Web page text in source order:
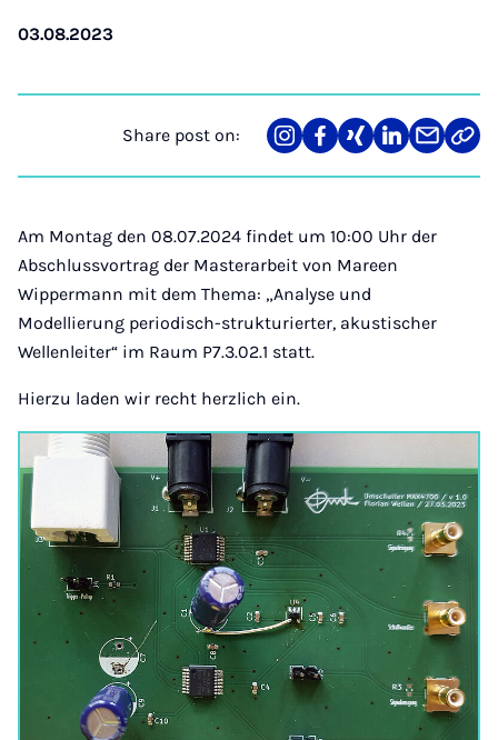
03.08.2023
Share post on:
Share
on
Teilen
auf
Teilen
auf
Teilen
auf
Teilen
über
Link
Am Montag den 08.07.2024 findet um 10:00 Uhr der
Abschlussvortrag der Masterarbeit von Mareen
Wippermann mit dem Thema: „Analyse und
Modellierung periodisch-strukturierter, akustischer
Wellenleiter“ im Raum P7.3.02.1 statt.
Hierzu laden wir recht herzlich ein.